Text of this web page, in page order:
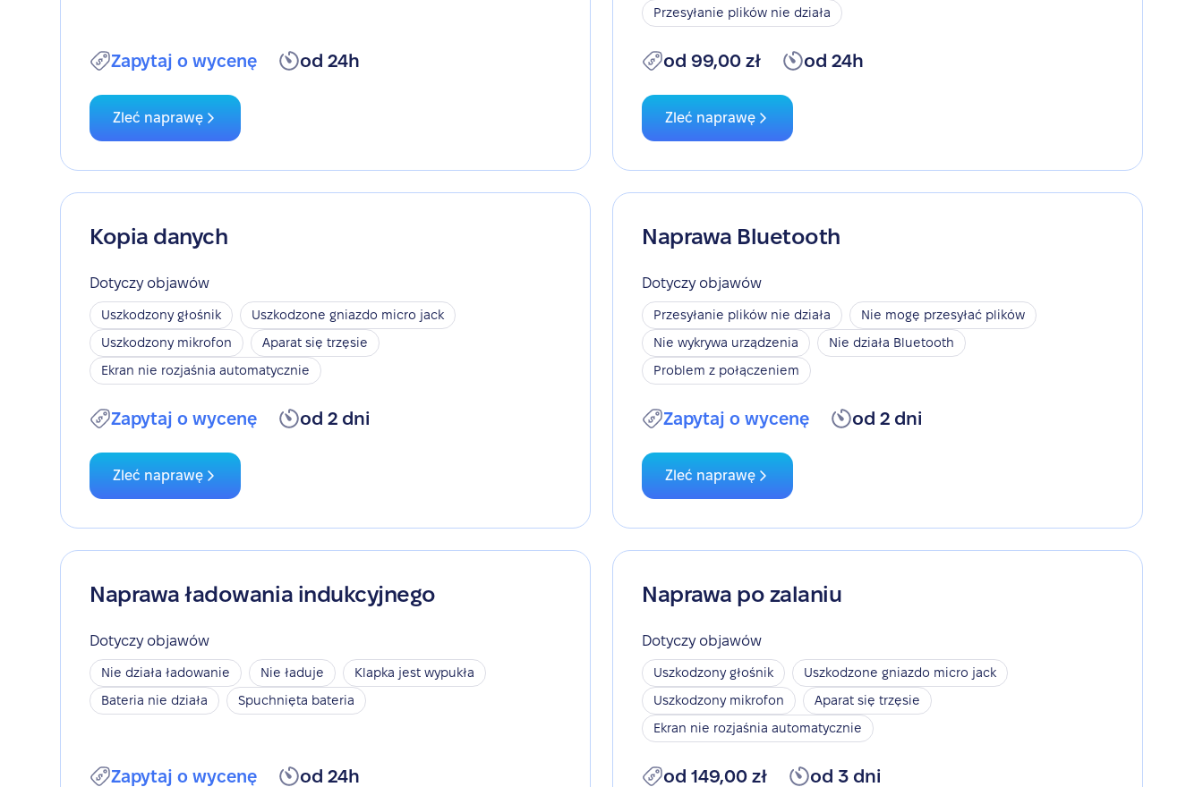
Zapytaj o wycenę od 24h
Zleć naprawę
Przesyłanie plików nie działa
od 99,00 zł od 24h
Zleć naprawę
Kopia danych
Dotyczy objawów
Uszkodzony głośnik
Uszkodzone gniazdo micro jack
Uszkodzony mikrofon
Aparat się trzęsie
Ekran nie rozjaśnia automatycznie
Zapytaj o wycenę od 2 dni
Zleć naprawę
Naprawa Bluetooth
Dotyczy objawów
Przesyłanie plików nie działa
Nie mogę przesyłać plików
Nie wykrywa urządzenia
Nie działa Bluetooth
Problem z połączeniem
Zapytaj o wycenę od 2 dni
Zleć naprawę
Naprawa ładowania indukcyjnego
Dotyczy objawów
Nie działa ładowanie Nie ładuje
Klapka jest wypukła
Bateria nie działa
Spuchnięta bateria
Zapytaj o wycenę od 24h
Naprawa po zalaniu
Dotyczy objawów
Uszkodzony głośnik
Uszkodzone gniazdo micro jack
Uszkodzony mikrofon
Aparat się trzęsie
Ekran nie rozjaśnia automatycznie
od 149,00 zł od 3 dni